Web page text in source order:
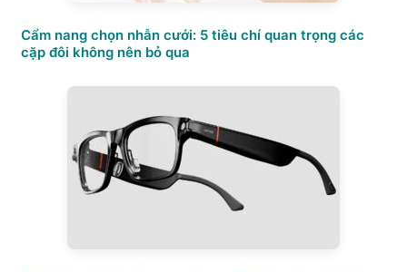
Cẩm nang chọn nhẫn cưới: 5 tiêu chí quan trọng các
cặp đôi không nên bỏ qua